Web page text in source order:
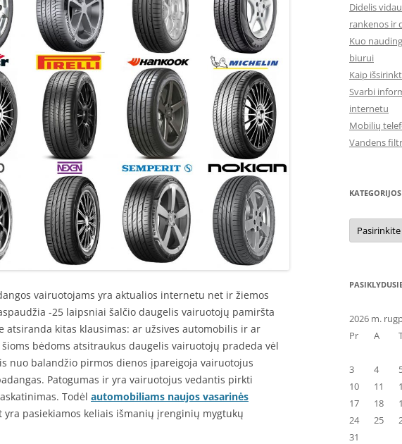
vairuotojams yra aktualios internetu net ir žiemos
-25 laipsniai šalčio daugelis vairuotojų pamiršta
atsiranda kitas klausimas: ar užsives automobilis ir ar
bėdoms atsitraukus daugelis vairuotojų pradeda vėl
nuo balandžio pirmos dienos įpareigoja vairuotojus
Patogumas ir yra vairuotojus vedantis pirkti
Todėl automobiliams naujos vasarinės
yra pasiekiamos keliais išmanių įrenginių mygtukų
Didelis
rankenos ir
Kuo
biurui
Kaip
Svarbi
internetu
Mobilių
Vandens
KATEGORIJOS
Kategorijos
2026 m.
Pr
A
3
4
10
11
17
18
24
25
31